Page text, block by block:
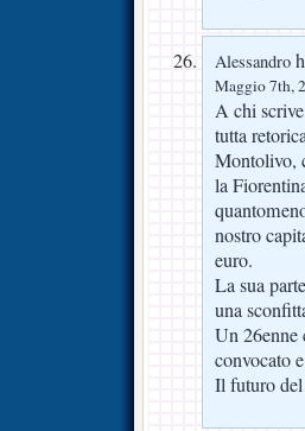
Alessandro
Maggio 7th,
A chi
tutta
Montolivo,
la
nostro
euro.
La sua
una
Un 26enne
convocato
Il futuro del